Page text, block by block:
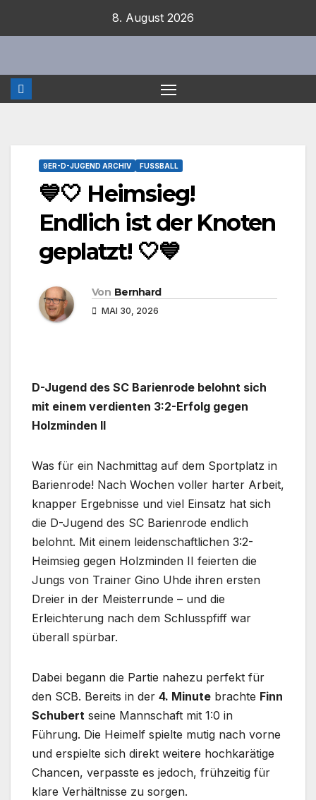
8. August 2026
9ER-D-JUGEND ARCHIV FUSSBALL
💙🤍 Heimsieg!
Endlich ist der Knoten
geplatzt! 🤍💙
Von Bernhard
MAI 30, 2026
D-Jugend des SC Barienrode belohnt sich
mit einem verdienten 3:2-Erfolg gegen
Holzminden II
Was für ein Nachmittag auf dem Sportplatz in
Barienrode! Nach Wochen voller harter Arbeit,
knapper Ergebnisse und viel Einsatz hat sich
die D-Jugend des SC Barienrode endlich
belohnt. Mit einem leidenschaftlichen 3:2-
Heimsieg gegen Holzminden II feierten die
Jungs von Trainer Gino Uhde ihren ersten
Dreier in der Meisterrunde – und die
Erleichterung nach dem Schlusspfiff war
überall spürbar.
Dabei begann die Partie nahezu perfekt für
den SCB. Bereits in der 4. Minute brachte Finn
Schubert seine Mannschaft mit 1:0 in
Führung. Die Heimelf spielte mutig nach vorne
und erspielte sich direkt weitere hochkarätige
Chancen, verpasste es jedoch, frühzeitig für
klare Verhältnisse zu sorgen.